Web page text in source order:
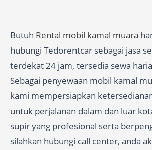
Butuh Rental mobil kamal muara
hubungi Tedorentcar sebagai jasa
terdekat 24 jam, tersedia sewa
Sebagai penyewaan mobil kamal
kami mempersiapkan
untuk perjalanan dalam dan luar
supir yang profesional serta
silahkan hubungi call center, anda